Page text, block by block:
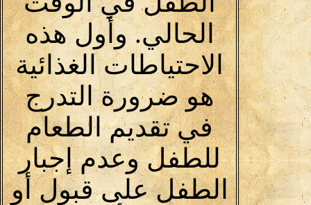
الحالي. وأول هذه
الاحتياطات الغذائية
هو ضرورة التدرج
في تقديم الطعام
للطفل وعدم إجبار
الطفل على قبول أو